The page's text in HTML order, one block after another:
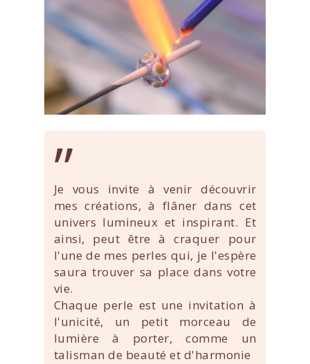
”
Je vous invite à venir découvrir
mes créations, à flâner dans cet
univers lumineux et inspirant. Et
ainsi, peut être à craquer pour
l'une de mes perles qui, je l'espère
saura trouver sa place dans votre
vie.
Chaque perle est une invitation à
l'unicité, un petit morceau de
lumière à porter, comme un
talisman de beauté et d'harmonie